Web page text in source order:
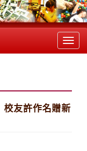
校友許作名贈新